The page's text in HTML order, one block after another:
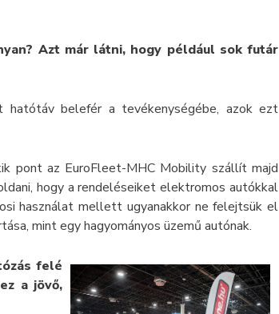
Azt már látni, hogy például sok futár
hatótáv belefér a tevékenységébe, azok ezt
pont az EuroFleet-MHC Mobility szállít majd
hogy a rendeléseiket elektromos autókkal
használat mellett ugyanakkor ne felejtsük el
mint egy hagyományos üzemű autónak.
felé
a jövő,